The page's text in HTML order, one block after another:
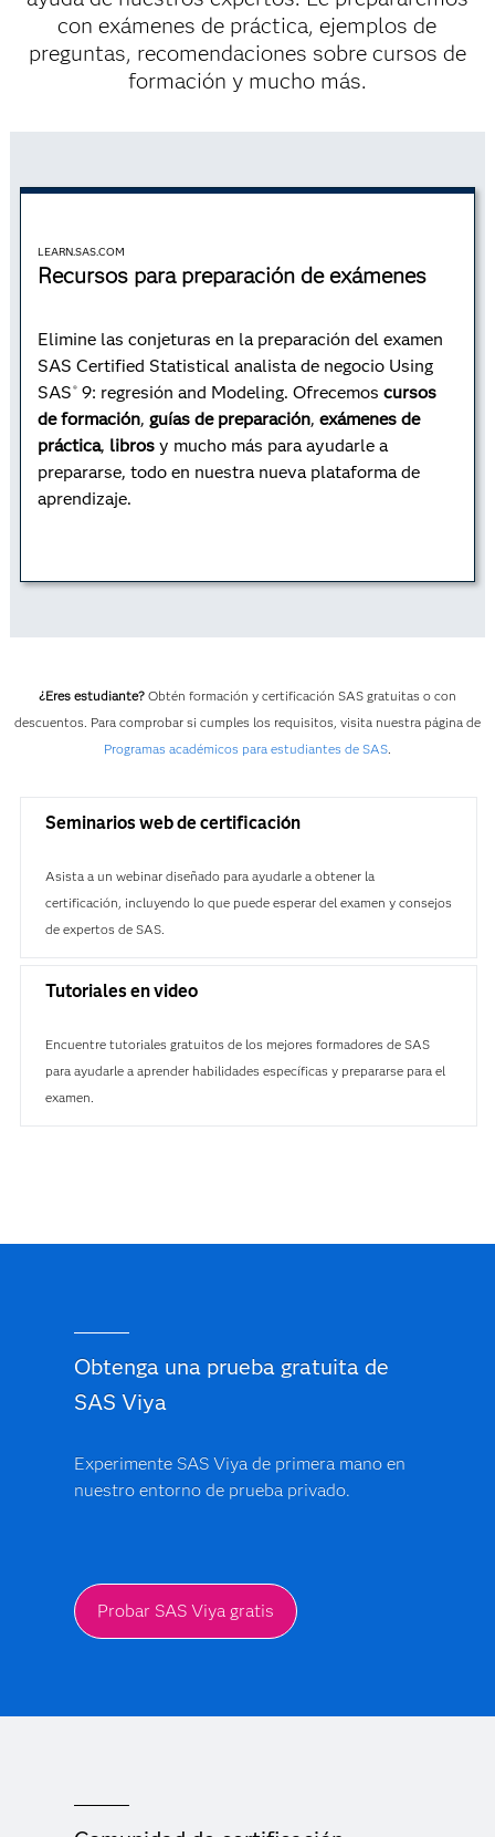
regresión y modelado
Utilice este ID de examen para inscribirse:
Ser estudiante o educador significa obtener descuentos
académicos en exámenes de certificación SAS, e-
learning y mucho más. Así que ahora puede aprender
Descuentos académicos
con exámenes de práctica, ejemplos de
preguntas, recomendaciones sobre cursos de
formación y mucho más.
LEARN.SAS.COM
Recursos para preparación de exámenes
Elimine las conjeturas en la preparación del examen
SAS Certified Statistical analista de negocio Using
SAS ®9: regresión and Modeling. Ofrecemos cursos
de formación, guías de preparación, exámenes de
práctica, librosy mucho más para ayudarle a
prepararse, todo en nuestra nueva plataforma de
aprendizaje.
¿Eres estudiante?Obtén formación y certificación SAS gratuitas o con
descuentos. Para comprobar si cumples los requisitos, visita nuestra página de
Programas académicos para estudiantes de SAS.
Seminarios web de certificación
Asista a un webinar diseñado para ayudarle a obtener la
certificación, incluyendo lo que puede esperar del examen y consejos
de expertos de SAS.
Tutoriales en video
Encuentre tutoriales gratuitos de los mejores formadores de SAS
para ayudarle a aprender habilidades específicas y prepararse para el
examen.
Obtenga una prueba gratuita de
SAS Viya
Experimente SAS Viya de primera mano en
nuestro entorno de prueba privado.
Probar SAS Viya gratis